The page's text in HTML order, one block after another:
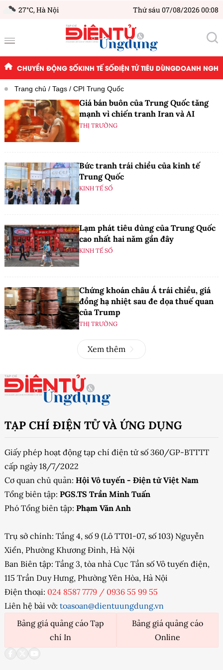
27°C,Hà Nội Thứ sáu 07/08/2026 00:08
CHUYỂN ĐỘNG SỐKINH TẾ SỐĐIỆN TỬ TIÊU DÙNGDOANH
Trang chủ Tags CPI Trung Quốc
Giá bán buôn của Trung Quốc tăng
mạnh vì chiến tranh Iran và AI
THỊ TRƯỜNG
Bức tranh trái chiều của kinh tế
Trung Quốc
KINH TẾ SỐ
Lạm phát tiêu dùng của Trung Quốc
cao nhất hai năm gần đây
KINH TẾ SỐ
Chứng khoán châu Á trái chiều, giá
đồng hạ nhiệt sau đe dọa thuế quan
của Trump
THỊ TRƯỜNG
Xem thêm
TẠP CHÍ ĐIỆN TỬ VÀ ỨNG DỤNG
Giấy phép hoạt động tạp chí điện tử số 360/GP-BTTTT
cấp ngày 18/7/2022
Cơ quan chủ quản: Hội Vô tuyến - Điện tử Việt Nam
Tổng biên tập: PGS.TS Trần Minh Tuấn
Phó Tổng biên tập: Phạm Văn Anh
Trụ sở chính: Tầng 4, số 9 (Lô TT01-07, số 103) Nguyễn
Xiển, Phường Khương Đình, Hà Nội
Ban Biên tập: Tầng 3, tòa nhà Cục Tần số Vô tuyến điện,
115 Trần Duy Hưng, Phường Yên Hòa, Hà Nội
Điện thoại: 024 8587 7779 / 0936 55 99 55
Liên hệ bài vở: toasoan@dientuungdung.vn
Bảng giá quảng cáo Tạp
chí In
Bảng giá quảng cáo
Online